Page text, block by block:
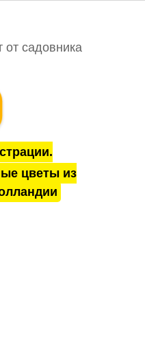
садовника
цветы из